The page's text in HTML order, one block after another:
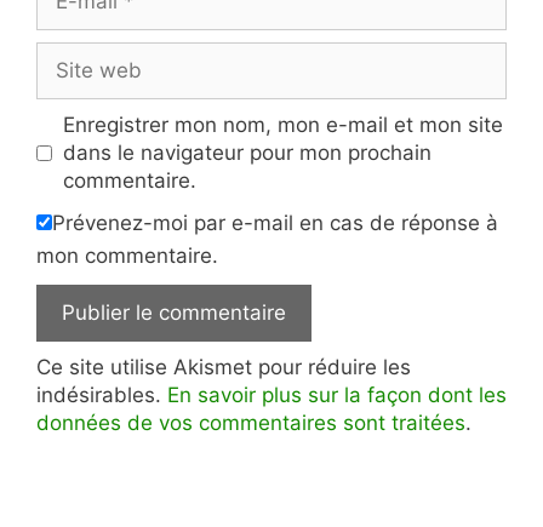
mail
web
Enregistrer mon nom, mon e-mail et mon site
dans le navigateur pour mon prochain
commentaire.
Prévenez-moi par e-mail en cas de réponse à
mon commentaire.
Ce site utilise Akismet pour réduire les
indésirables. En savoir plus sur la façon dont les
données de vos commentaires sont traitées.